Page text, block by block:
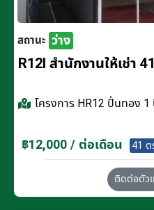
สถานะ ว่าง
R12I สำนักงานให้เช่า
โครงการ HR12 ปิ่นทอง 1
฿12,000 / ต่อเดือน 41 ต
ติดต่อตัว